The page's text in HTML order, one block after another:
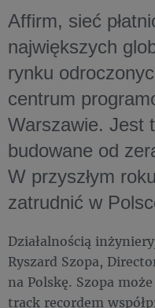
Affirm, sieć
największych
rynku
centrum
Warszawie. Jest
budowane od
W przyszłym
zatrudnić w
Działalnością
Ryszard Szopa,
na Polskę. Szopa
track recordem